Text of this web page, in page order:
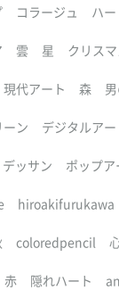
コラージュ ハー
雲 星 クリスマ
現代アート 森
ーン デジタルアー
デッサン ポップア
hiroakifurukawa
coloredpencil
赤 隠れハート